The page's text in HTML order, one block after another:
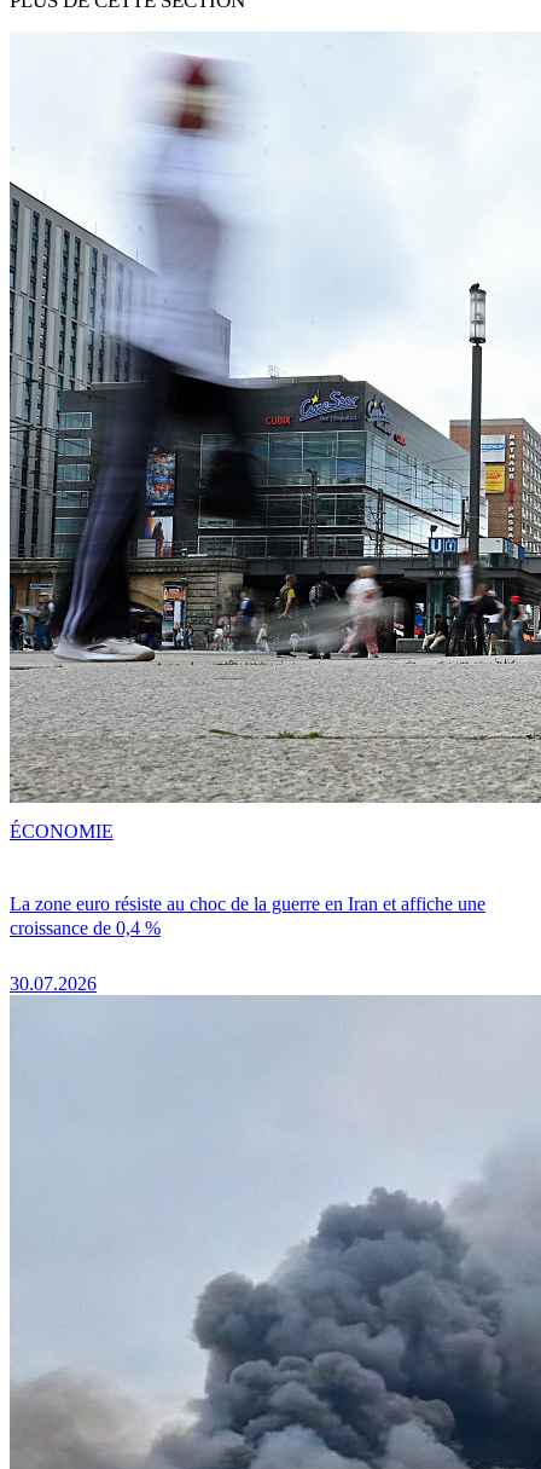
La zone euro résiste au choc de la guerre en Iran et affiche une
croissance de 0,4 %
30.07.2026
ÉCONOMIE